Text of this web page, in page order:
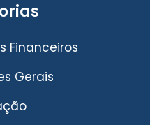
Financeiros
Gerais